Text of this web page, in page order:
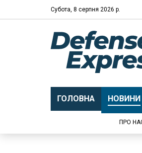
Субота, 8 серпня 2026 р.
ГОЛОВНА НОВИНИ
ПРО